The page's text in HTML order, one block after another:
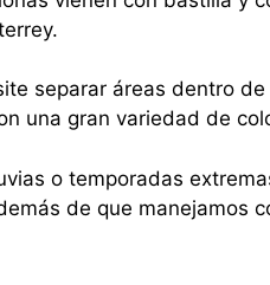
separar áreas dentro
una gran variedad de
o temporadas
de que manejamos